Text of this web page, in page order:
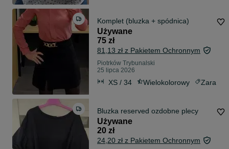
Komplet (bluzka + spódnica)
Używane
75 zł
81,13 zł z Pakietem Ochronnym
Piotrków Trybunalski
25 lipca 2026
XS / 34 Wielokolorowy Zara
Bluzka reserved ozdobne plecy
Używane
20 zł
24,20 zł z Pakietem Ochronnym